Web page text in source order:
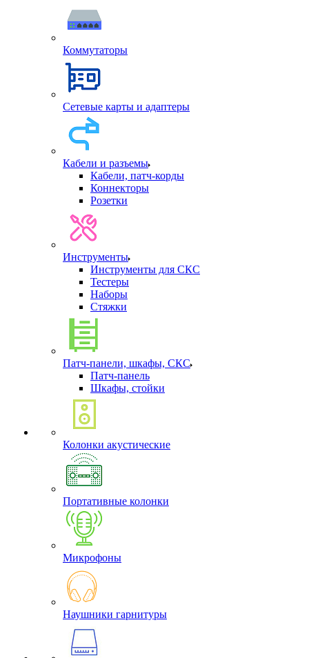
Коммутаторы
Сетевые карты и адаптеры
Кабели и разъемы
Кабели, патч-корды
Коннекторы
Розетки
Инструменты
Инструменты для СКС
Тестеры
Наборы
Стяжки
Патч-панели, шкафы, СКС
Патч-панель
Шкафы, стойки
Колонки акустические
Портативные колонки
Микрофоны
Наушники гарнитуры